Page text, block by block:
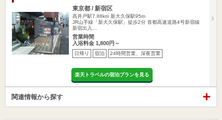
東京都 / 新宿区
高井戸駅7.88km 新大久保駅95m
JR山手線「新大久保駅」徒歩2分 首都高速道路4号新宿線
新宿出入…
営業時間
入浴料金 1,800円～
日帰り 宿泊 24時間営業、深夜営業
楽天トラベルの宿泊プランを見る
関連情報から探す